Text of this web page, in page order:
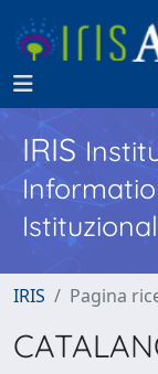
IRIS
IRIS Pagina